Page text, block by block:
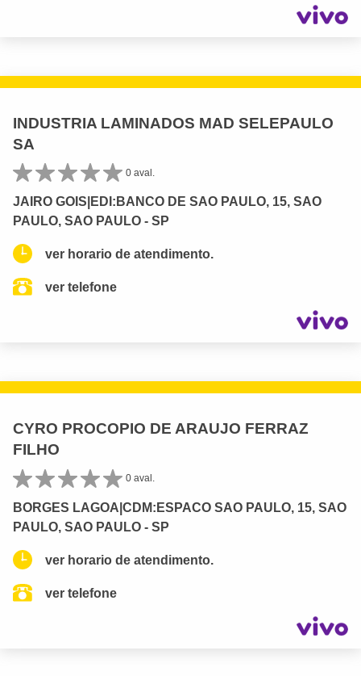
INDUSTRIA LAMINADOS MAD SELEPAULO
SA
0 aval.
JAIRO GOIS|EDI:BANCO DE SAO PAULO, 15, SAO
PAULO, SAO PAULO - SP
ver horario de atendimento.
ver telefone
CYRO PROCOPIO DE ARAUJO FERRAZ
FILHO
0 aval.
BORGES LAGOA|CDM:ESPACO SAO PAULO, 15, SAO
PAULO, SAO PAULO - SP
ver horario de atendimento.
ver telefone